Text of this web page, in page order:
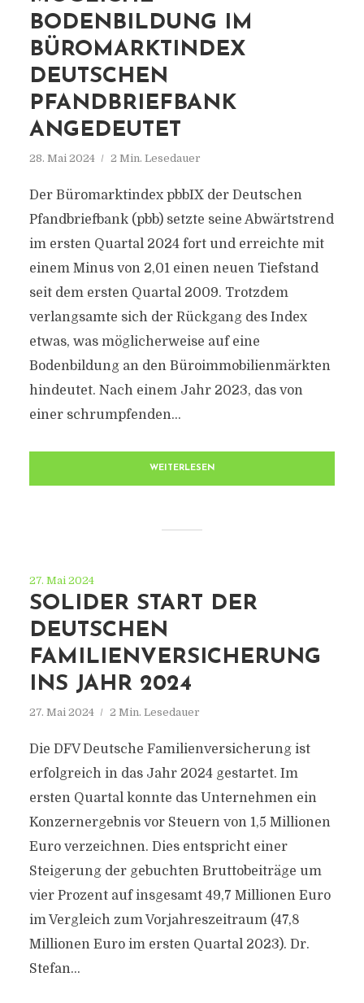
BODENBILDUNG IM
BÜROMARKTINDEX
DEUTSCHEN
PFANDBRIEFBANK
ANGEDEUTET
28. Mai 2024 2 Min. Lesedauer
Der Büromarktindex pbbIX der Deutschen
Pfandbriefbank (pbb) setzte seine Abwärtstrend
im ersten Quartal 2024 fort und erreichte mit
einem Minus von 2,01 einen neuen Tiefstand
seit dem ersten Quartal 2009. Trotzdem
verlangsamte sich der Rückgang des Index
etwas, was möglicherweise auf eine
Bodenbildung an den Büroimmobilienmärkten
hindeutet. Nach einem Jahr 2023, das von
einer schrumpfenden...
WEITERLESEN
27. Mai 2024
SOLIDER START DER
DEUTSCHEN
FAMILIENVERSICHERUNG
INS JAHR 2024
27. Mai 2024 2 Min. Lesedauer
Die DFV Deutsche Familienversicherung ist
erfolgreich in das Jahr 2024 gestartet. Im
ersten Quartal konnte das Unternehmen ein
Konzernergebnis vor Steuern von 1,5 Millionen
Euro verzeichnen. Dies entspricht einer
Steigerung der gebuchten Bruttobeiträge um
vier Prozent auf insgesamt 49,7 Millionen Euro
im Vergleich zum Vorjahreszeitraum (47,8
Millionen Euro im ersten Quartal 2023). Dr.
Stefan...